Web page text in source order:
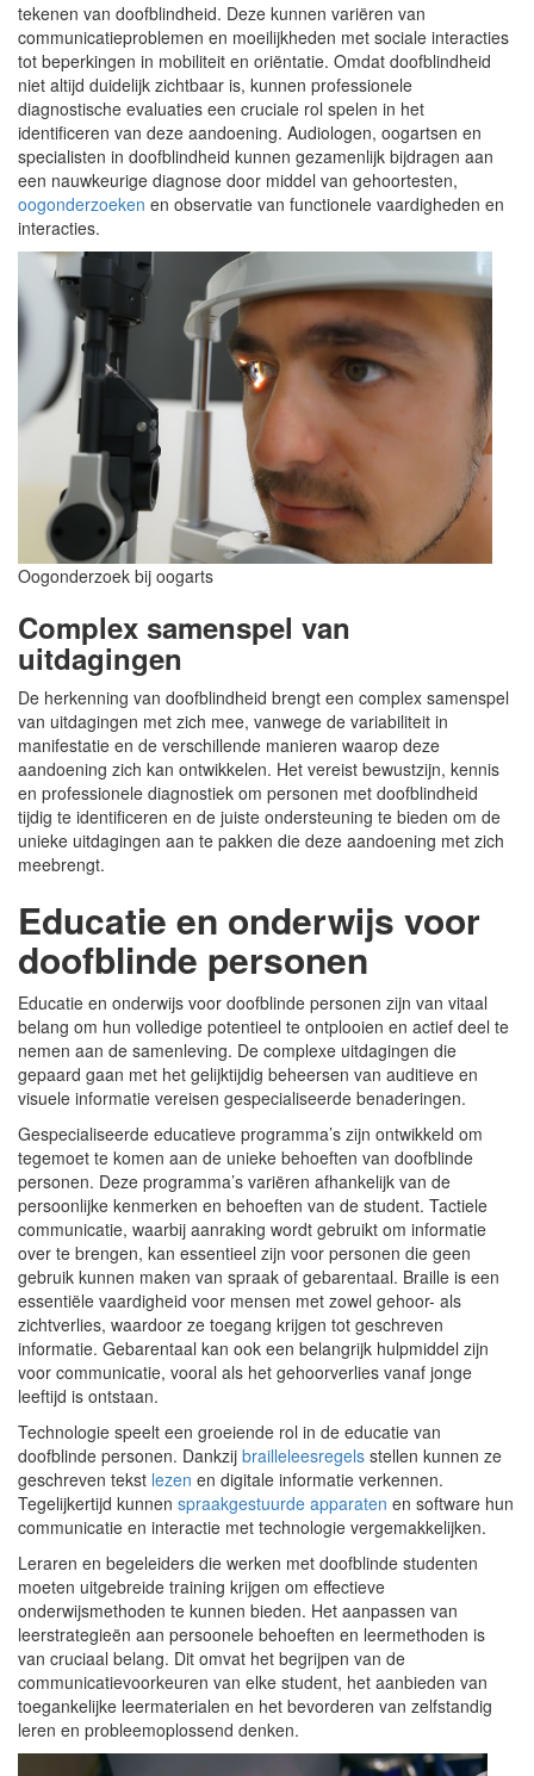
tekenen van doofblindheid. Deze kunnen variëren van
communicatieproblemen en moeilijkheden met sociale interacties
tot beperkingen in mobiliteit en oriëntatie. Omdat doofblindheid
niet altijd duidelijk zichtbaar is, kunnen professionele
diagnostische evaluaties een cruciale rol spelen in het
identificeren van deze aandoening. Audiologen, oogartsen en
specialisten in doofblindheid kunnen gezamenlijk bijdragen aan
een nauwkeurige diagnose door middel van gehoortesten,
oogonderzoeken en observatie van functionele vaardigheden en
interacties.
Oogonderzoek bij oogarts
Complex samenspel van
uitdagingen
De herkenning van doofblindheid brengt een complex samenspel
van uitdagingen met zich mee, vanwege de variabiliteit in
manifestatie en de verschillende manieren waarop deze
aandoening zich kan ontwikkelen. Het vereist bewustzijn, kennis
en professionele diagnostiek om personen met doofblindheid
tijdig te identificeren en de juiste ondersteuning te bieden om de
unieke uitdagingen aan te pakken die deze aandoening met zich
meebrengt.
Educatie en onderwijs voor
doofblinde personen
Educatie en onderwijs voor doofblinde personen zijn van vitaal
belang om hun volledige potentieel te ontplooien en actief deel te
nemen aan de samenleving. De complexe uitdagingen die
gepaard gaan met het gelijktijdig beheersen van auditieve en
visuele informatie vereisen gespecialiseerde benaderingen.
Gespecialiseerde educatieve programma’s zijn ontwikkeld om
tegemoet te komen aan de unieke behoeften van doofblinde
personen. Deze programma’s variëren afhankelijk van de
persoonlijke kenmerken en behoeften van de student. Tactiele
communicatie, waarbij aanraking wordt gebruikt om informatie
over te brengen, kan essentieel zijn voor personen die geen
gebruik kunnen maken van spraak of gebarentaal. Braille is een
essentiële vaardigheid voor mensen met zowel gehoor- als
zichtverlies, waardoor ze toegang krijgen tot geschreven
informatie. Gebarentaal kan ook een belangrijk hulpmiddel zijn
voor communicatie, vooral als het gehoorverlies vanaf jonge
leeftijd is ontstaan.
Technologie speelt een groeiende rol in de educatie van
doofblinde personen. Dankzij brailleleesregels stellen kunnen ze
geschreven tekst lezen en digitale informatie verkennen.
Tegelijkertijd kunnen spraakgestuurde apparaten en software hun
communicatie en interactie met technologie vergemakkelijken.
Leraren en begeleiders die werken met doofblinde studenten
moeten uitgebreide training krijgen om effectieve
onderwijsmethoden te kunnen bieden. Het aanpassen van
leerstrategieën aan persoonele behoeften en leermethoden is
van cruciaal belang. Dit omvat het begrijpen van de
communicatievoorkeuren van elke student, het aanbieden van
toegankelijke leermaterialen en het bevorderen van zelfstandig
leren en probleemoplossend denken.